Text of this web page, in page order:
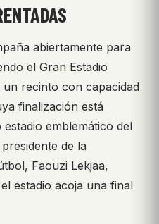
abiertamente para
el Gran Estadio
recinto con capacidad
finalización está
emblemático del
de la
Faouzi Lekjaa,
estadio acoja una final